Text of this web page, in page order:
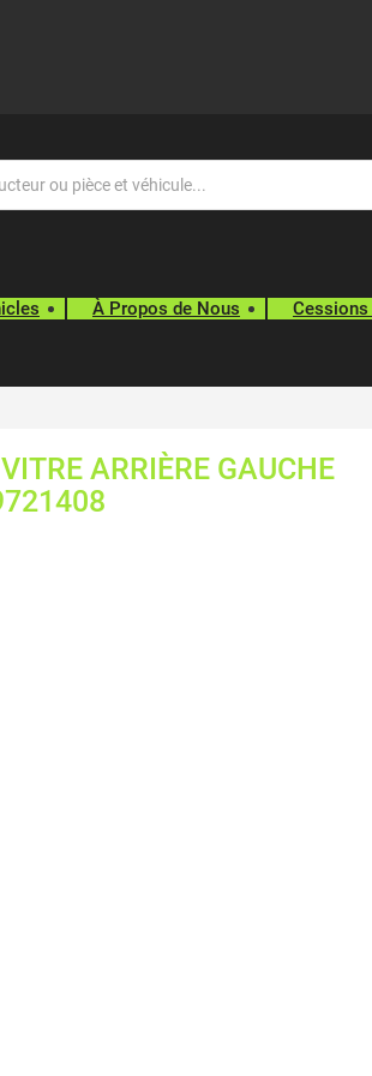
À Propos de Nous
ARRIÈRE GAUCHE